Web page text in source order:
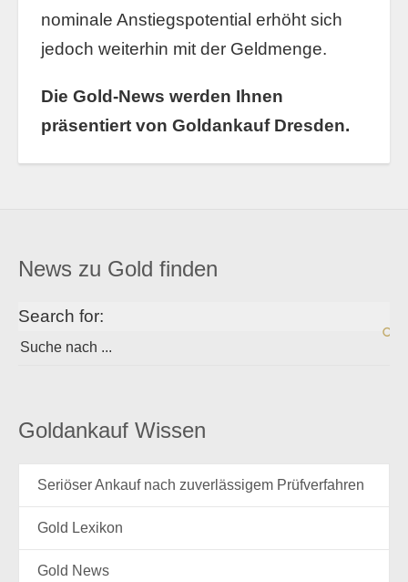
nominale Anstiegspotential erhöht sich
jedoch weiterhin mit der Geldmenge.
Die Gold-News werden Ihnen
präsentiert von Goldankauf Dresden.
News zu Gold finden
Search for:
Goldankauf Wissen
Seriöser Ankauf nach zuverlässigem Prüfverfahren
Gold Lexikon
Gold News